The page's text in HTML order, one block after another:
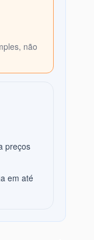
não
preços
em até